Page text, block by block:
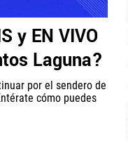
y EN VIVO
Laguna?
por el sendero de
cómo puedes